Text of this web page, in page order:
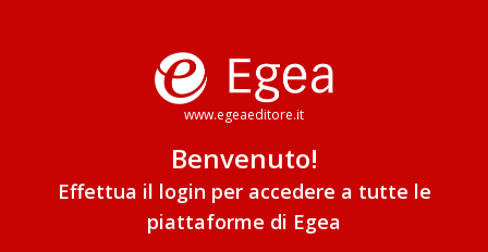
www.egeaeditore.it
Benvenuto!
Effettua il login per accedere a tutte le
piattaforme di Egea